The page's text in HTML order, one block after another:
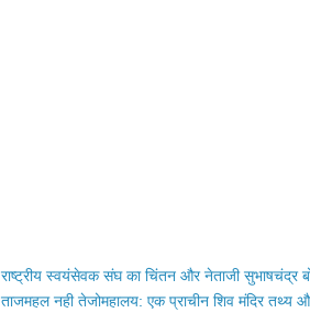
राष्ट्रीय स्वयंसेवक संघ का चिंतन और नेताजी सुभाषचंद्र
ताजमहल नही तेजोमहालय: एक प्राचीन शिव मंदिर तथ्य